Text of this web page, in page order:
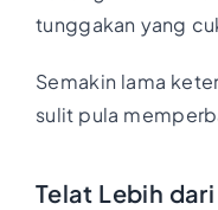
tunggakan yang
Semakin lama
sulit pula
Telat Lebih